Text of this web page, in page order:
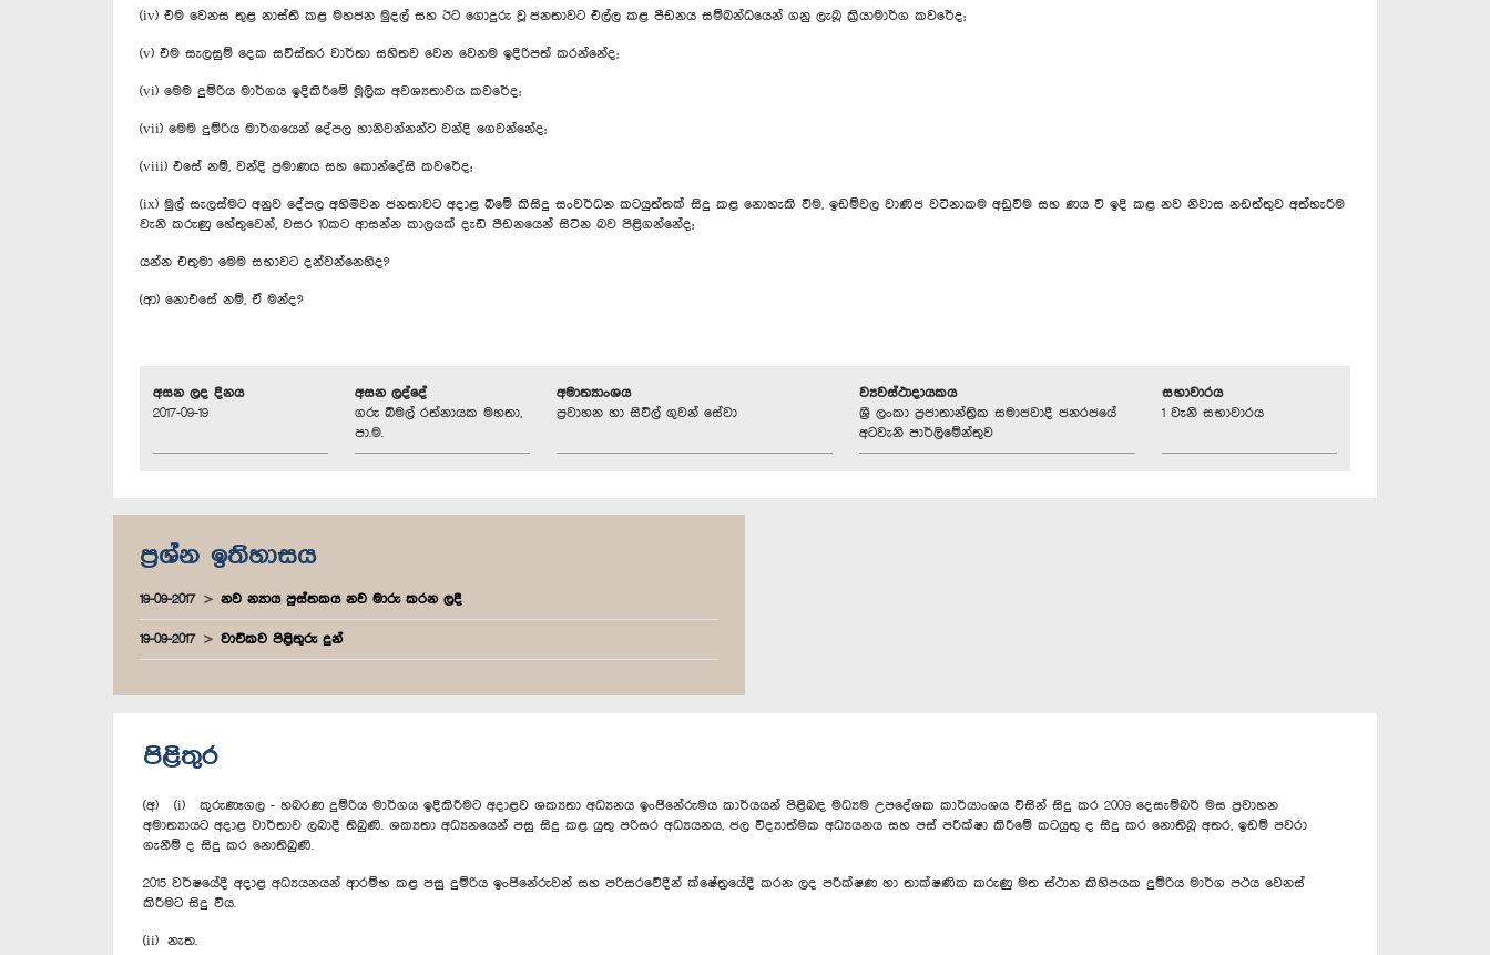
(iv) එම වෙනස තුළ නාස්ති කළ මහජන මුදල් සහ ඊට ‍ගොදුරු වූ ජනතාවට එල්ල කළ පීඩනය සම්බන්ධයෙන් ගනු ලැබූ ක්‍රියාමාර්ග කවරේද;
(v) එම සැලසුම් දෙක සවිස්තර වාර්තා සහිතව වෙන වෙනම ඉදිරිපත් කරන්නේද;
(vi) මෙම දුම්රිය මාර්ගය ඉදිකිරීමේ මූලික අවශ්‍යතාවය කවරේද;
(vii) මෙම දුම්රිය මාර්ගයෙන් දේපල හානිවන්නන්ට වන්දි ගෙවන්නේද;
(viii) එසේ නම්, වන්දි ප්‍රමාණය සහ කොන්දේසි කවරේද;
(ix) මුල් සැලස්මට අනුව දේපල අහිමිවන ජනතාවට අදාළ බිමේ කිසිදු සංවර්ධන කටයුත්තක් සිදු කළ නොහැකි වීම, ඉඩම්වල වාණිජ වටිනාකම අඩුවීම සහ ණය වී ඉදි කළ නව නිවාස නඩත්තුව අත්හැරීම
වැනි කරුණු හේතුවෙන්, වසර 10කට ආසන්න කාලයක් දැඩි පීඩනයෙන් සිටින බව පිළිගන්නේද;
යන්න එතුමා මෙම සභාවට දන්වන්නෙහිද?
(ආ) නොඑසේ නම්, ඒ මන්ද?
අසන ලද දිනය
2017-09-19
අසන ලද්දේ
ගරු බිමල් රත්නායක මහතා,
පා.ම.
අමාත්‍යාංශය
ප්‍රවාහන හා සිවිල් ගුවන් සේවා
ව්‍යවස්ථාදායකය
ශ්‍රී ලංකා ප්‍රජාතාන්ත්‍රික සමාජවාදී ජනරජයේ
අටවැනි පාර්ලිමේන්තුව
සභාවාරය
1 වැනි සභාවාරය
ප්‍රශ්න ඉතිහාසය
19-09-2017 නව න්‍යාය පුස්තකය නව මාරු කරන ලදී
19-09-2017 වාචිකව පිළිතුරු දුන්
පිළිතුර
(අ) (i) කුරුණෑගල - හබරණ දුම්රිය මාර්ගය ඉදිකිරීමට අදාළව ශක්‍යතා අධ්‍යනය ඉංජිනේරුමය කාර්යයන් පිළිබඳ මධ්‍යම උපදේශක කාර්යාංශය විසින් සිදු කර 2009 දෙසැම්බර් මස ප්‍රවාහන
අමාත්‍යායට අදාළ වාර්තාව ලබාදී තිබුණි. ශක්‍යතා අධ්‍යනයෙන් පසු සිදු කළ යුතු පරිසර අධ්‍යයනය, ජල විද්‍යාත්මක අධ්‍යයනය සහ පස් පරීක්ෂා කිරීමේ කටයුතු ද සිදු කර නොතිබූ අතර, ඉඩම් පවරා
ගැනීම් ද සිදු කර නොතිබුණි.
2015 වර්ෂයේදී අදාළ අධ්‍යයනයන් ආරම්භ කළ පසු දුම්රිය ඉංජිනේරුවන් සහ පරිසරවේදීන් ක්ෂේත්‍රයේදී කරන ලද පරීක්ෂණ හා තාක්ෂණික කරුණු මත ස්ථාන කිහිපයක දුම්රිය මාර්ග පථය වෙනස්
කිරීමට සිදු විය.
(ii) නැත.